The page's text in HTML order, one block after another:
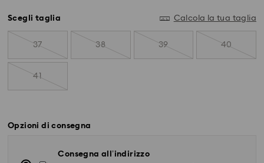
Scegli taglia Calcola la tua taglia
37 38 39 40
41
Opzioni di consegna
Consegna all’indirizzo